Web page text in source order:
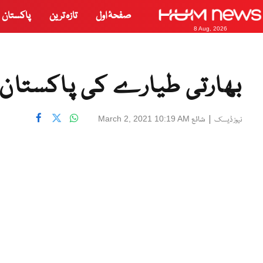
8 Aug, 2026
صفحۂ اول تازہ ترین پاکستان
بھارتی طیارے کی
نیوز ڈیسک | شائع March 2, 2021 10:19 AM